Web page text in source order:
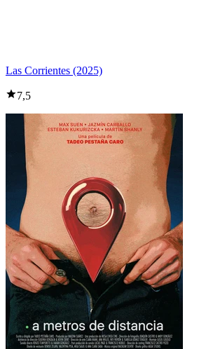
Las Corrientes (2025)
7,5